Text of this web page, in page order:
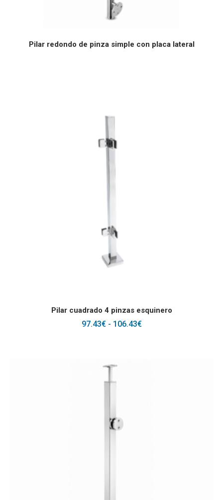
LEER MÁS
Pilar redondo de pinza simple con placa lateral
SELECCIONAR OPCIONES
Pilar cuadrado 4 pinzas esquinero
97.43€ - 106.43€RANGO